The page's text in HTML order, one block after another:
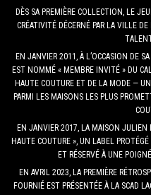
DÈS SA PREMIÈRE COLLECTION, LE
CRÉATIVITÉ DÉCERNÉ PAR LA VILLE
EN JANVIER 2011, À L’OCCASION DE
EST NOMMÉ « MEMBRE INVITÉ » DU
HAUTE COUTURE ET DE LA MODE —
PARMI LES MAISONS LES PLUS
EN JANVIER 2017, LA MAISON JULIEN
HAUTE COUTURE », UN LABEL
ET RÉSERVÉ À UNE
EN AVRIL 2023, LA PREMIÈRE
FOURNIÉ EST PRÉSENTÉE À LA SCAD